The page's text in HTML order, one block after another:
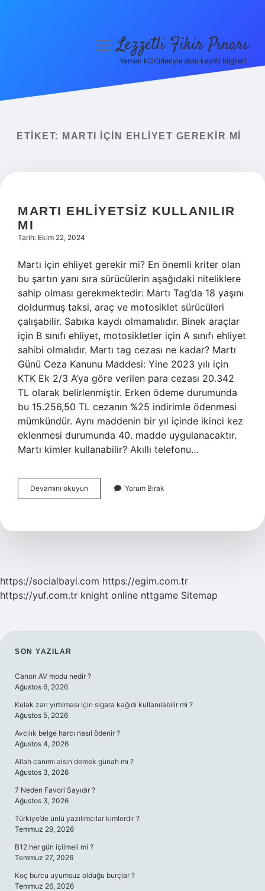
Yasal Uyarı
menüyüLezzetli Fikir Pınarı
Yemek kültürleriyle dolu keyifli bilgiler!
ETIKET: MARTI IÇIN EHLIYET GEREKIR MI
MARTI EHLIYETSIZ KULLANILIR
MI
Tarih: Ekim 22, 2024
Martı için ehliyet gerekir mi? En önemli kriter olan
bu şartın yanı sıra sürücülerin aşağıdaki niteliklere
sahip olması gerekmektedir: Martı Tag’da 18 yaşını
doldurmuş taksi, araç ve motosiklet sürücüleri
çalışabilir. Sabıka kaydı olmamalıdır. Binek araçlar
için B sınıfı ehliyet, motosikletler için A sınıfı ehliyet
sahibi olmalıdır. Martı tag cezası ne kadar? Martı
Günü Ceza Kanunu Maddesi: Yine 2023 yılı için
KTK Ek 2/3 A’ya göre verilen para cezası 20.342
TL olarak belirlenmiştir. Erken ödeme durumunda
bu 15.256,50 TL cezanın %25 indirimle ödenmesi
mümkündür. Aynı maddenin bir yıl içinde ikinci kez
eklenmesi durumunda 40. madde uygulanacaktır.
Martı kimler kullanabilir? Akıllı telefonu…
Devamını okuyun
Ehliyetsiz
Yorum Bırak
https://socialbayi.com https://egim.com.tr
https://yuf.com.tr knight online nttgame Sitemap
SIDEBAR
SON YAZILAR
Canon AV modu nedir ?
Ağustos 6, 2026
Kulak zarı yırtılması için sigara kağıdı kullanılabilir mi ?
Ağustos 5, 2026
Avcılık belge harcı nasıl ödenir ?
Ağustos 4, 2026
Allah canımı alsın demek günah mı ?
Ağustos 3, 2026
7 Neden Favori Sayıdır ?
Ağustos 3, 2026
Türkiye’de ünlü yazılımcılar kimlerdir ?
Temmuz 29, 2026
B12 her gün içilmeli mi ?
Temmuz 27, 2026
Koç burcu uyumsuz olduğu burçlar ?
Temmuz 26, 2026